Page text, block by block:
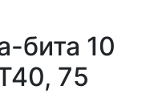
бита 10
75